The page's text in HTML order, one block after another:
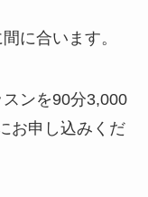
に合います。
ンを90分3,000
お申し込みくだ